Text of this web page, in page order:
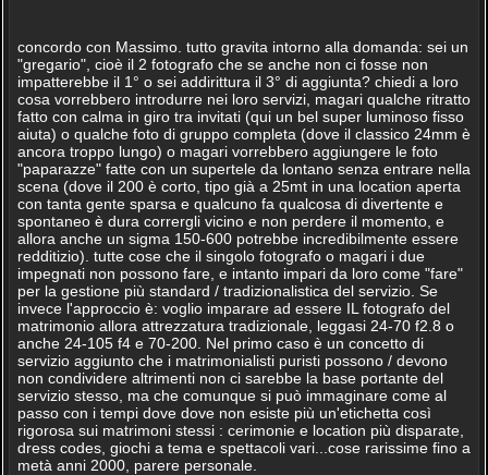
concordo con Massimo. tutto gravita intorno alla domanda: sei un
"gregario", cioè il 2 fotografo che se anche non ci fosse non
impatterebbe il 1° o sei addirittura il 3° di aggiunta? chiedi a loro
cosa vorrebbero introdurre nei loro servizi, magari qualche ritratto
fatto con calma in giro tra invitati (qui un bel super luminoso fisso
aiuta) o qualche foto di gruppo completa (dove il classico 24mm è
ancora troppo lungo) o magari vorrebbero aggiungere le foto
"paparazze" fatte con un supertele da lontano senza entrare nella
scena (dove il 200 è corto, tipo già a 25mt in una location aperta
con tanta gente sparsa e qualcuno fa qualcosa di divertente e
spontaneo è dura corrergli vicino e non perdere il momento, e
allora anche un sigma 150-600 potrebbe incredibilmente essere
redditizio). tutte cose che il singolo fotografo o magari i due
impegnati non possono fare, e intanto impari da loro come "fare"
per la gestione più standard / tradizionalistica del servizio. Se
invece l'approccio è: voglio imparare ad essere IL fotografo del
matrimonio allora attrezzatura tradizionale, leggasi 24-70 f2.8 o
anche 24-105 f4 e 70-200. Nel primo caso è un concetto di
servizio aggiunto che i matrimonialisti puristi possono / devono
non condividere altrimenti non ci sarebbe la base portante del
servizio stesso, ma che comunque si può immaginare come al
passo con i tempi dove dove non esiste più un'etichetta così
rigorosa sui matrimoni stessi : cerimonie e location più disparate,
dress codes, giochi a tema e spettacoli vari...cose rarissime fino a
metà anni 2000, parere personale.